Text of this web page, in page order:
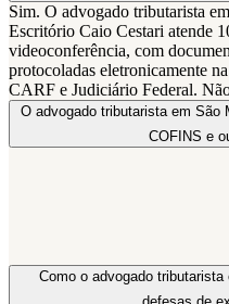
Sim. O advogado tributarista
Escritório Caio Cestari atende
videoconferência, com
protocoladas eletronicamente
CARF e Judiciário Federal.
O advogado tributarista em São
COFINS e
Como o advogado